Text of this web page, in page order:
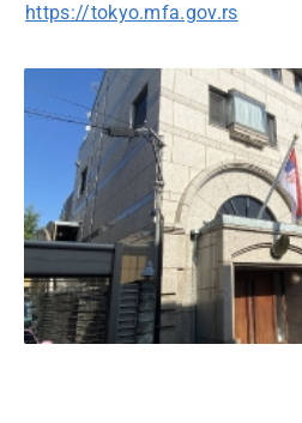
https://tokyo.mfa.gov.rs